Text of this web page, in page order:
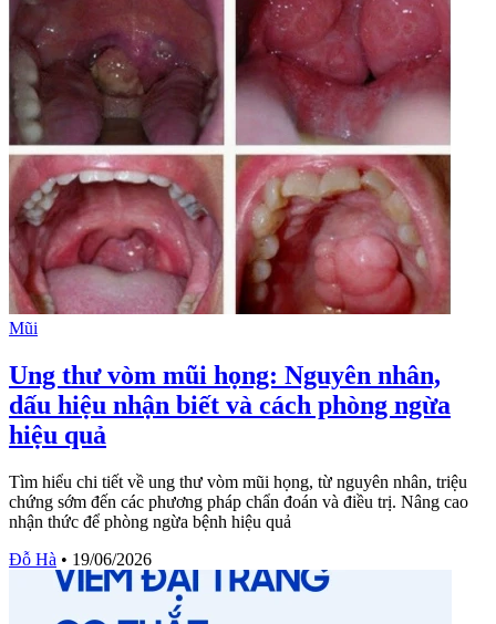
Mũi
Ung thư vòm mũi họng: Nguyên nhân,
dấu hiệu nhận biết và cách phòng ngừa
hiệu quả
Tìm hiểu chi tiết về ung thư vòm mũi họng, từ nguyên nhân, triệu
chứng sớm đến các phương pháp chẩn đoán và điều trị. Nâng cao
nhận thức để phòng ngừa bệnh hiệu quả
Đỗ Hà • 19/06/2026